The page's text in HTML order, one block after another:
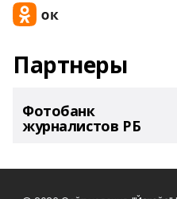
Партнеры
Фотобанк
журналистов РБ